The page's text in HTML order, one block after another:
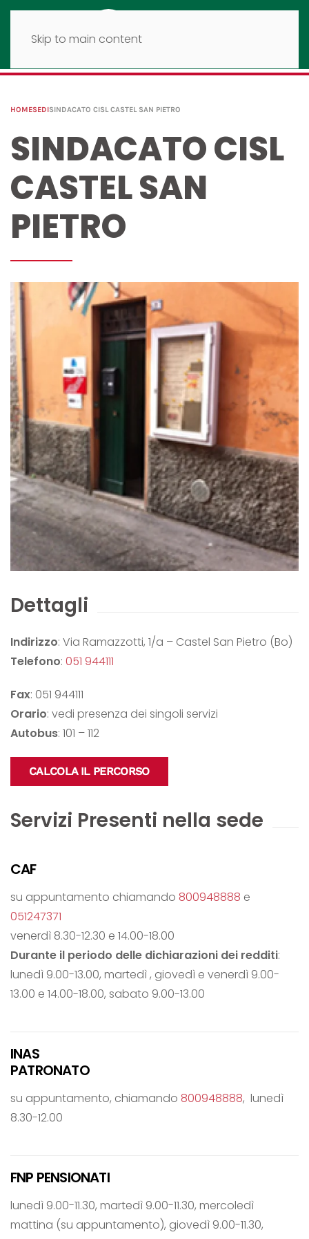
Skip to main content
HOMESEDISINDACATO CISL CASTEL SAN PIETRO
SINDACATO CISL
CASTEL SAN
PIETRO
Dettagli
Indirizzo: Via Ramazzotti, 1/a – Castel San Pietro (Bo)
Telefono: 051 944111
Fax: 051 944111
Orario: vedi presenza dei singoli servizi
Autobus: 101 – 112
CALCOLA IL PERCORSO
Servizi Presenti nella sede
CAF
su appuntamento chiamando 800948888 e
051247371
venerdì 8.30-12.30 e 14.00-18.00
Durante il periodo delle dichiarazioni dei redditi:
lunedì 9.00-13.00, martedì , giovedì e venerdì 9.00-
13.00 e 14.00-18.00, sabato 9.00-13.00
INAS
PATRONATO
su appuntamento, chiamando 800948888, lunedì
8.30-12.00
FNP PENSIONATI
lunedì 9.00-11.30, martedì 9.00-11.30, mercoledì
mattina (su appuntamento), giovedì 9.00-11.30,